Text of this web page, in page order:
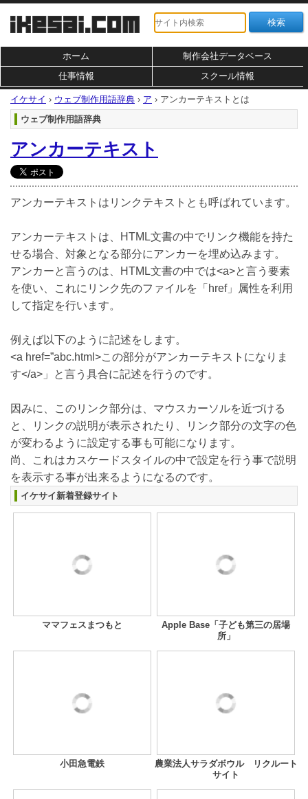
ホーム
制作会社データベース
仕事情報
スクール情報
イケサイ › ウェブ制作用語辞典 › ア › アンカーテキストとは
ウェブ制作用語辞典
アンカーテキスト
アンカーテキストはリンクテキストとも呼ばれています。
アンカーテキストは、HTML文書の中でリンク機能を持た
せる場合、対象となる部分にアンカーを埋め込みます。
アンカーと言うのは、HTML文書の中では<a>と言う要素
を使い、これにリンク先のファイルを「href」属性を利用
して指定を行います。
例えば以下のように記述をします。
<a href=”abc.html>この部分がアンカーテキストになりま
す</a>」と言う具合に記述を行うのです。
因みに、このリンク部分は、マウスカーソルを近づける
と、リンクの説明が表示されたり、リンク部分の文字の色
が変わるように設定する事も可能になります。
尚、これはカスケードスタイルの中で設定を行う事で説明
を表示する事が出来るようになるのです。
イケサイ新着登録サイト
ママフェスまつもと
Apple Base「子ども第三の居場
所」
小田急電鉄
農業法人サラダボウル リクルート
サイト